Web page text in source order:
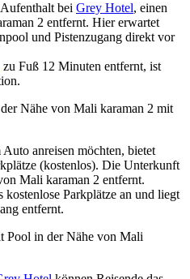
bei Grey Hotel, einen
2 entfernt. Hier erwartet
und Pistenzugang direkt vor
zu Fuß 12 Minuten entfernt, ist
Nähe von Mali karaman 2 mit
anreisen möchten, bietet
(kostenlos). Die Unterkunft
Mali karaman 2 entfernt.
kostenlose Parkplätze an und liegt
entfernt.
Pool in der Nähe von Mali